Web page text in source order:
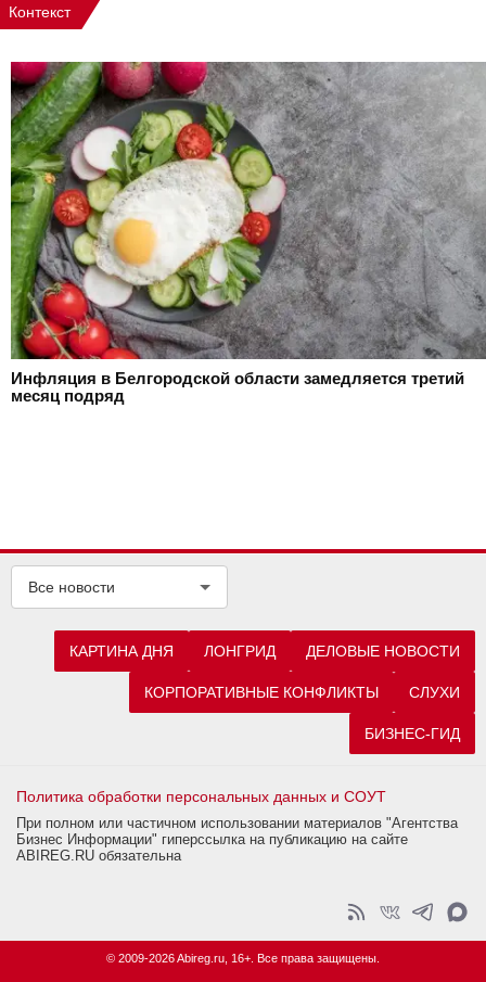
Контекст
Инфляция в Белгородской области замедляется третий
месяц подряд
Все новости
КАРТИНА ДНЯ ЛОНГРИД ДЕЛОВЫЕ НОВОСТИ
КОРПОРАТИВНЫЕ КОНФЛИКТЫ СЛУХИ
БИЗНЕС-ГИД
Политика обработки персональных данных и СОУТ
При полном или частичном использовании материалов "Агентства
Бизнес Информации" гиперссылка на публикацию на сайте
ABIREG.RU обязательна
© 2009-2026 Abireg.ru, 16+. Все права защищены.